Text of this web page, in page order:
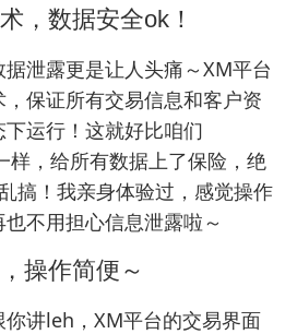
，数据安全ok！
泄露更是让人头痛～XM平台
保证所有交易信息和客户资
运行！这就好比咱们
样，给所有数据上了保险，绝
搞！我亲身体验过，感觉操作
不用担心信息泄露啦～
操作简便～
讲leh，XM平台的交易界面